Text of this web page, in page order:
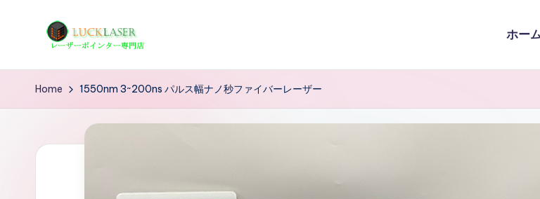
レ
ー
ー
ー
ポ
ホー
Home 1550nm 3~200ns パルス幅ナノ秒ファイバーレーザー